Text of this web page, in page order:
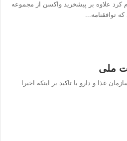
سخنگوی سازمان غذا و دارو اعلام کرد علاوه بر پیش‎خرید واکسن از مجموعه
توافقنامه...
ملی
غذا و دارو با تاکید بر اینکه اخیرا